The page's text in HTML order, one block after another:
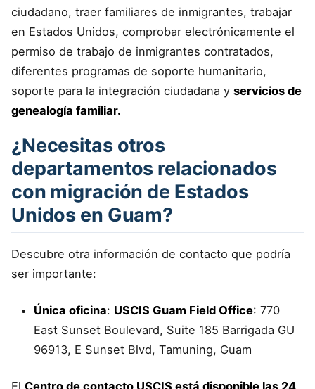
ciudadano, traer familiares de inmigrantes, trabajar
en Estados Unidos, comprobar electrónicamente el
permiso de trabajo de inmigrantes contratados,
diferentes programas de soporte humanitario,
soporte para la integración ciudadana y servicios de
genealogía familiar.
¿Necesitas otros
departamentos relacionados
con migración de Estados
Unidos en Guam?
Descubre otra información de contacto que podría
ser importante:
Única oficina: USCIS Guam Field Office: 770
East Sunset Boulevard, Suite 185 Barrigada GU
96913, E Sunset Blvd, Tamuning, Guam
El Centro de contacto USCIS está disponible las 24